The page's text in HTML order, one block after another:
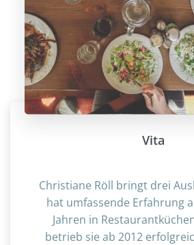
Vita
Christiane Röll bringt drei
hat umfassende Erfahrung
Jahren in
betrieb sie ab 2012